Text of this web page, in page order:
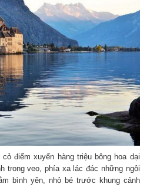
điểm xuyến hàng triệu bông hoa dại
trong veo, phía xa lác đác những ngôi
bình yên, nhỏ bé trước khung cảnh